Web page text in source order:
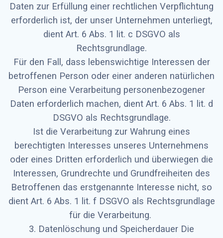
Daten zur Erfüllung einer rechtlichen Verpflichtung
erforderlich ist, der unser Unternehmen unterliegt,
dient Art. 6 Abs. 1 lit. c DSGVO als
Rechtsgrundlage.
Für den Fall, dass lebenswichtige Interessen der
betroffenen Person oder einer anderen natürlichen
Person eine Verarbeitung personenbezogener
Daten erforderlich machen, dient Art. 6 Abs. 1 lit. d
DSGVO als Rechtsgrundlage.
Ist die Verarbeitung zur Wahrung eines
berechtigten Interesses unseres Unternehmens
oder eines Dritten erforderlich und überwiegen die
Interessen, Grundrechte und Grundfreiheiten des
Betroffenen das erstgenannte Interesse nicht, so
dient Art. 6 Abs. 1 lit. f DSGVO als Rechtsgrundlage
für die Verarbeitung.
3. Datenlöschung und Speicherdauer Die